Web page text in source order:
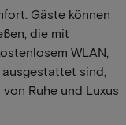
Gäste können
die mit
WLAN,
sind,
Ruhe und Luxus